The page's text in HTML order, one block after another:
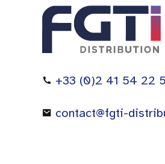
+33 (0)2 41 54 22
contact@fgti-